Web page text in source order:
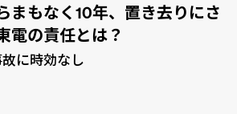
まもなく10年、置き去りにさ
電の責任とは？
に時効なし